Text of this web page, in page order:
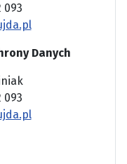
093
Danych
093